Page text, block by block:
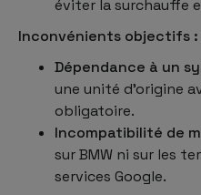
éviter la surchauffe
Inconvénients objectifs :
Dépendance à un
une unité d’origine
obligatoire.
Incompatibilité de
sur BMW ni sur les
services Google.